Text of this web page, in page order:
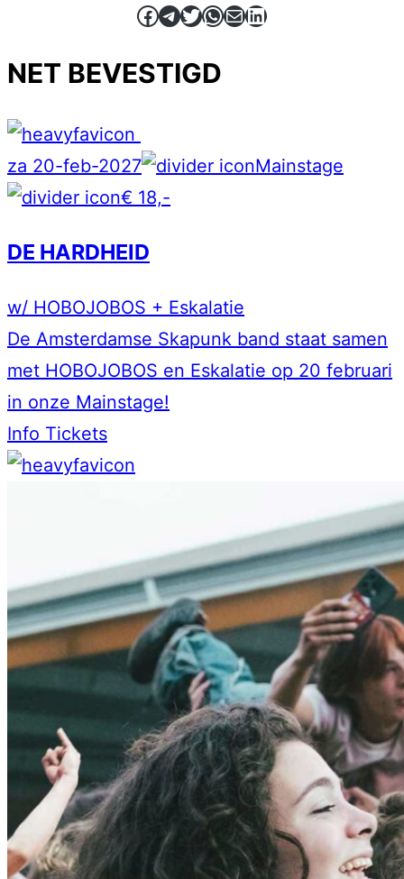
Facebook
Telegram
Twitter
WhatsApp
E-mailLinkedIn
NET BEVESTIGD
za 20-feb-2027
Mainstage
€ 18,-
DE HARDHEID
w/ HOBOJOBOS + Eskalatie
De Amsterdamse Skapunk band staat samen
met HOBOJOBOS en Eskalatie op 20 februari
in onze Mainstage!
Info Tickets